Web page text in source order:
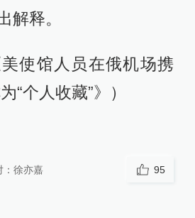
解释。
美使馆人员在俄机场携
“个人收藏”》）
徐亦嘉 95